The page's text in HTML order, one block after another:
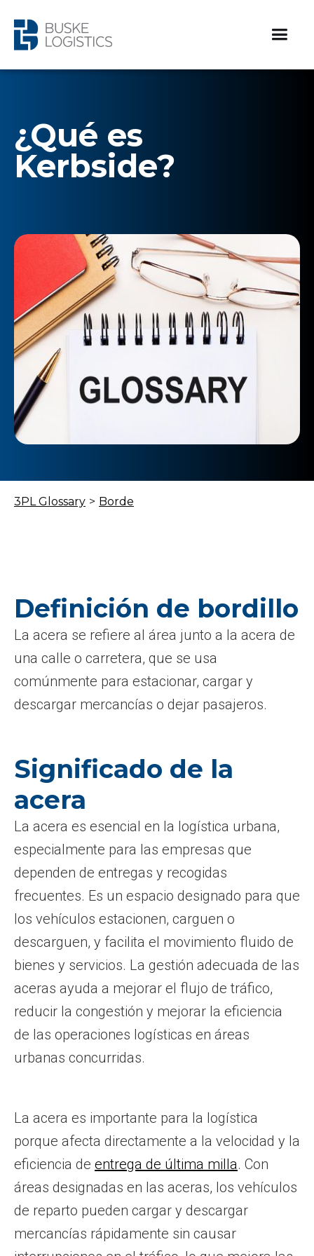
¿Qué es
Kerbside?
3PL Glossary > Borde
Definición de bordillo
La acera se refiere al área junto a la acera de
una calle o carretera, que se usa
comúnmente para estacionar, cargar y
descargar mercancías o dejar pasajeros.
Significado de la
acera
La acera es esencial en la logística urbana,
especialmente para las empresas que
dependen de entregas y recogidas
frecuentes. Es un espacio designado para que
los vehículos estacionen, carguen o
descarguen, y facilita el movimiento fluido de
bienes y servicios. La gestión adecuada de las
aceras ayuda a mejorar el flujo de tráfico,
reducir la congestión y mejorar la eficiencia
de las operaciones logísticas en áreas
urbanas concurridas.
La acera es importante para la logística
porque afecta directamente a la velocidad y la
eficiencia de entrega de última milla. Con
áreas designadas en las aceras, los vehículos
de reparto pueden cargar y descargar
mercancías rápidamente sin causar